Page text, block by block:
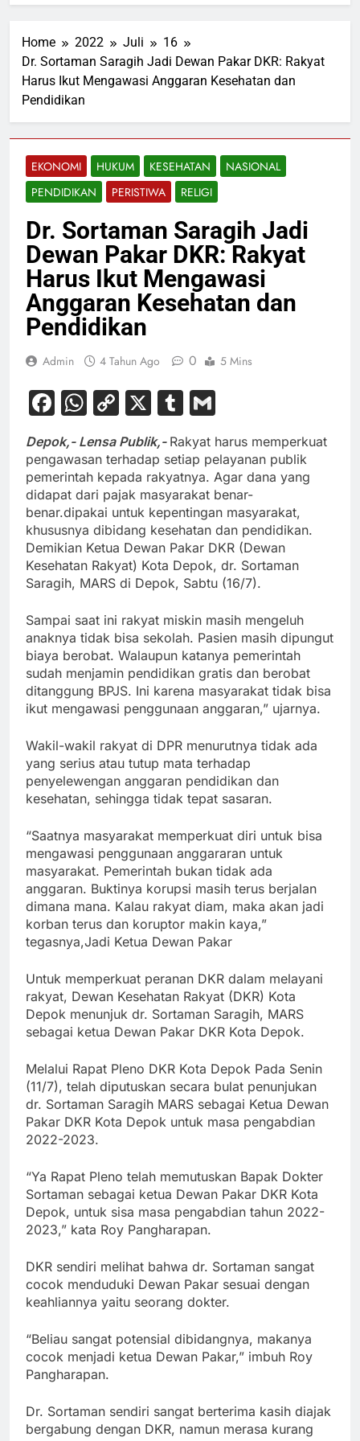
Home 2022 Juli
16
Dr. Sortaman Saragih Jadi Dewan Pakar DKR: Rakyat
Harus Ikut Mengawasi Anggaran Kesehatan dan
Pendidikan
EKONOMI HUKUM KESEHATAN
NASIONAL
PENDIDIKAN
PERISTIWA RELIGI
Dr. Sortaman Saragih Jadi
Dewan Pakar DKR: Rakyat
Harus Ikut Mengawasi
Anggaran Kesehatan dan
Pendidikan
Admin 4 Tahun Ago 0 5 Mins
Facebook
WhatsApp
Copy
Link
X Tumblr
Depok,- Lensa Publik,- Rakyat harus memperkuat
pengawasan terhadap setiap pelayanan publik
pemerintah kepada rakyatnya. Agar dana yang
didapat dari pajak masyarakat benar-
benar.dipakai untuk kepentingan masyarakat,
khususnya dibidang kesehatan dan pendidikan.
Demikian Ketua Dewan Pakar DKR (Dewan
Kesehatan Rakyat) Kota Depok, dr. Sortaman
Saragih, MARS di Depok, Sabtu (16/7).
Sampai saat ini rakyat miskin masih mengeluh
anaknya tidak bisa sekolah. Pasien masih dipungut
biaya berobat. Walaupun katanya pemerintah
sudah menjamin pendidikan gratis dan berobat
ditanggung BPJS. Ini karena masyarakat tidak bisa
ikut mengawasi penggunaan anggaran,” ujarnya.
Wakil-wakil rakyat di DPR menurutnya tidak ada
yang serius atau tutup mata terhadap
penyelewengan anggaran pendidikan dan
kesehatan, sehingga tidak tepat sasaran.
“Saatnya masyarakat memperkuat diri untuk bisa
mengawasi penggunaan anggararan untuk
masyarakat. Pemerintah bukan tidak ada
anggaran. Buktinya korupsi masih terus berjalan
dimana mana. Kalau rakyat diam, maka akan jadi
korban terus dan koruptor makin kaya,”
tegasnya,Jadi Ketua Dewan Pakar
Untuk memperkuat peranan DKR dalam melayani
rakyat, Dewan Kesehatan Rakyat (DKR) Kota
Depok menunjuk dr. Sortaman Saragih, MARS
sebagai ketua Dewan Pakar DKR Kota Depok.
Melalui Rapat Pleno DKR Kota Depok Pada Senin
(11/7), telah diputuskan secara bulat penunjukan
dr. Sortaman Saragih MARS sebagai Ketua Dewan
Pakar DKR Kota Depok untuk masa pengabdian
2022-2023.
“Ya Rapat Pleno telah memutuskan Bapak Dokter
Sortaman sebagai ketua Dewan Pakar DKR Kota
Depok, untuk sisa masa pengabdian tahun 2022-
2023,” kata Roy Pangharapan.
DKR sendiri melihat bahwa dr. Sortaman sangat
cocok menduduki Dewan Pakar sesuai dengan
keahliannya yaitu seorang dokter.
“Beliau sangat potensial dibidangnya, makanya
cocok menjadi ketua Dewan Pakar,” imbuh Roy
Pangharapan.
Dr. Sortaman sendiri sangat berterima kasih diajak
bergabung dengan DKR, namun merasa kurang